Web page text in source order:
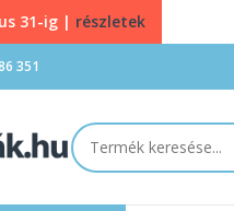
351
31-ig | részletek